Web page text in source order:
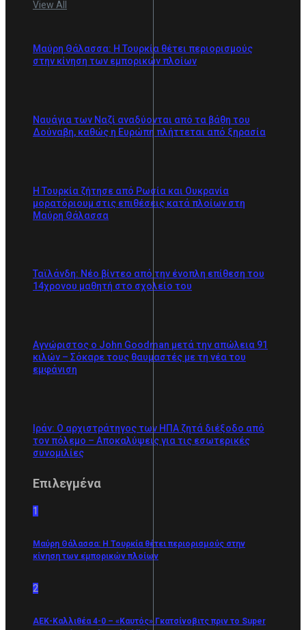
View All
Μαύρη Θάλασσα: Η Τουρκία θέτει περιορισμούς
στην κίνηση των εμπορικών πλοίων
Ναυάγια των Ναζί αναδύονται από τα βάθη του
Δούναβη, καθώς η Ευρώπη πλήττεται από ξηρασία
Η Τουρκία ζήτησε από Ρωσία και Ουκρανία
μορατόριουμ στις επιθέσεις κατά πλοίων στη
Μαύρη Θάλασσα
Ταϊλάνδη: Νέο βίντεο από την ένοπλη επίθεση του
14χρονου μαθητή στο σχολείο του
Αγνώριστος ο John Goodman μετά την απώλεια 91
κιλών – Σόκαρε τους θαυμαστές με τη νέα του
εμφάνιση
Ιράν: Ο αρχιστράτηγος των ΗΠΑ ζητά διέξοδο από
τον πόλεμο – Αποκαλύψεις για τις εσωτερικές
συνομιλίες
Επιλεγμένα
1
Μαύρη Θάλασσα: Η Τουρκία θέτει περιορισμούς στην
κίνηση των εμπορικών πλοίων
2
ΑΕΚ-Καλλιθέα 4-0 – «Καυτός» Γκατσίνοβιτς πριν το Super